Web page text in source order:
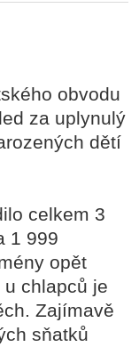
obvodu
za uplynulý
dětí
celkem 3
1 999
opět
u chlapců je
Zajímavě
sňatků